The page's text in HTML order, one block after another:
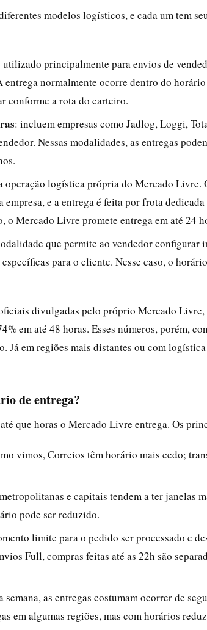
modelos logísticos, e cada um tem
utilizado principalmente para envios de
normalmente ocorre dentro do
conforme a rota do carteiro.
: incluem empresas como Jadlog, Loggi,
Nessas modalidades, as entregas
operação logística própria do Mercado Livre.
e a entrega é feita por frota
o Mercado Livre promete entrega em até 24
que permite ao vendedor configurar
para o cliente. Nesse caso, o
divulgadas pelo próprio Mercado Livre,
em até 48 horas. Esses números, porém,
Já em regiões mais distantes ou com
de entrega?
que horas o Mercado Livre entrega. Os
vimos, Correios têm horário mais cedo;
e capitais tendem a ter janelas
pode ser reduzido.
limite para o pedido ser processado e
Full, compras feitas até as 22h são
semana, as entregas costumam ocorrer de
em algumas regiões, mas com horários